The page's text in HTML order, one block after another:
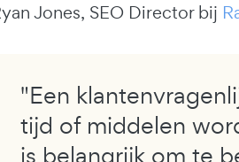
Jones, SEO Director bij
"Een
tijd of middelen
is belangrijk om te